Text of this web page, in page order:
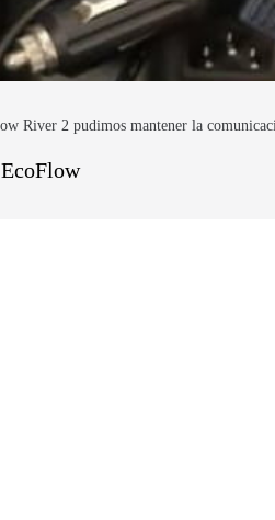
River 2 pudimos mantener la